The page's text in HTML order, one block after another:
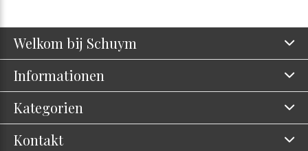
Welkom bij Schuym
Informationen
Kategorien
Kontakt